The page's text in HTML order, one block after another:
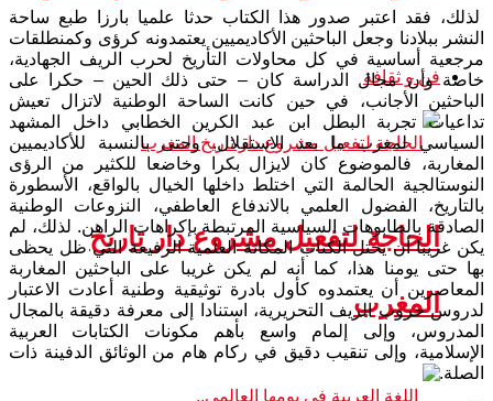
فن و ثقافة
الحاجة لتفعيل مشروع دار تاريخ
المغرب
لذلك، فقد اعتبر صدور هذا الكتاب حدثا علميا بارزا طبع ساحة
النشر ببلادنا وجعل الباحثين الأكاديميين يعتمدونه كرؤى وكمنطلقات
مرجعية أساسية في كل محاولات التأريخ لحرب الريف الجهادية،
خاصة وأن مجال الدراسة كان – حتى ذلك الحين – حكرا على
الباحثين الأجانب، في حين كانت الساحة الوطنية لاتزال تعيش
تداعيات تجربة البطل ابن عبد الكرين الخطابي داخل المشهد
السياسي لمغرب ما بعد الاستقلال. وحتى بالنسبة للأكاديميين
المغاربة، فالموضوع كان لايزال بكرا وخاضعا للكثير من الرؤى
النوستالجية الحالمة التي اختلط داخلها الخيال بالواقع، الأسطورة
بالتاريخ، الفضول العلمي بالاندفاع العاطفي، النزوعات الوطنية
الصادقة بالطابوهات السياسية المرتبطة بإكراهات الراهن. لذلك، لم
يكن غريبا أن يحتل الكتاب المكانة العلمية الرفيعة التي ظل يحظى
بها حتى يومنا هذا، كما أنه لم يكن غريبا على الباحثين المغاربة
المعاصرين أن يعتمدوه كأول بادرة توثيقية وطنية أعادت الاعتبار
لدروس حروب الريف التحريرية، استنادا إلى معرفة دقيقة بالمجال
المدروس، وإلى إلمام واسع بأهم مكونات الكتابات العربية
الإسلامية، وإلى تنقيب دقيق في ركام هام من الوثائق الدفينة ذات
الصلة.